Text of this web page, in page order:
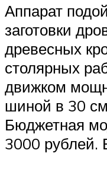
Аппарат
заготовки
древесных
столярных
движком
шиной в 30
Бюджетная
3000 рублей.